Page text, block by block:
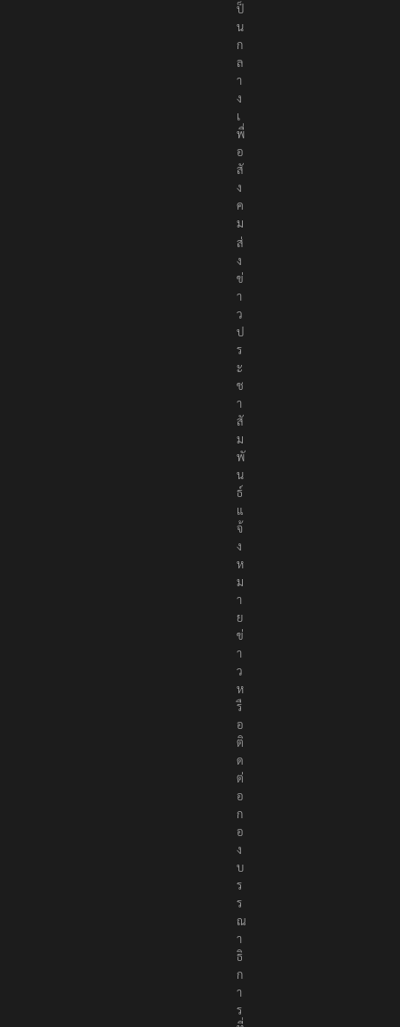
เ
ป็
น
ก
ล
า
ง
เ
พื่
อ
สั
ง
ค
ม
ส่
ง
ข่
า
ว
ป
ร
ะ
ช
า
สั
ม
พั
น
ธ์
แ
จ้
ง
ห
ม
า
ย
ข่
า
ว
ห
รื
อ
ติ
ด
ต่
อ
ก
อ
ง
บ
ร
ร
ณ
า
ธิ
ก
า